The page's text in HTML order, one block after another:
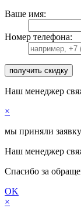
Ваше имя:
Номер телефона:
получить скидку
Наш менеджер
×
мы приняли
Наш менеджер
Спасибо за
OK
×